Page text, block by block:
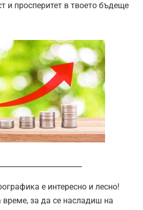
и просперитет в твоето бъдеще
е интересно и лесно!
време, за да се насладиш на